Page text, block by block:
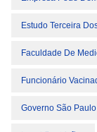
Estudo Terceira
Faculdade De
Funcionário
Governo São Paulo